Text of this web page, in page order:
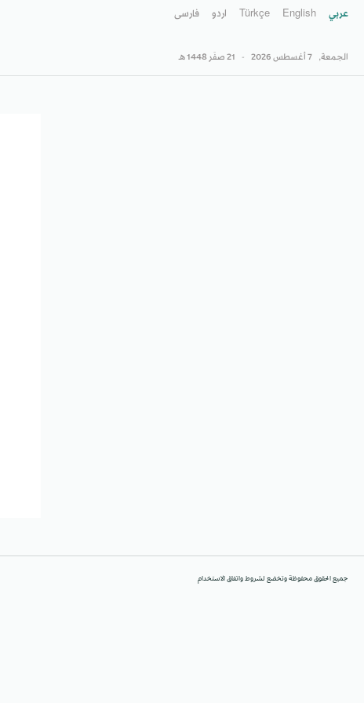
عربي English
Türkçe اردو فارسى
الجمعة, 7 أغسطس 2026 - 21 صفَر 1448 هـ
جميع الحقوق محفوظة وتخضع لشروط واتفاق الاستخدام